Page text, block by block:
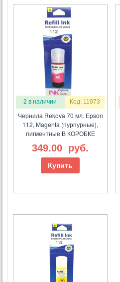
2 в наличии Код: 11073
Чернила Rekova 70 мл. Epson
112, Magenta (пурпурные),
пигментные В КОРОБКЕ
349.00 руб.
Купить